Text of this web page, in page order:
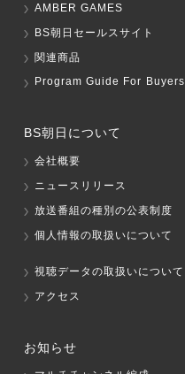
AMBER GAMES
BS朝日セールスサイト
関連商品
Program Guide For Buyers
BS朝日について
会社概要
ニュースリリース
放送番組の種別の公表制度
個人情報の取扱いについて
視聴データの取扱いについて
アクセス
お知らせ